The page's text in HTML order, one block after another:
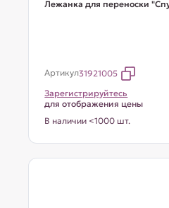
Лежанка для переноски
Артикул31921005
Зарегистрируйтесь
для отображения цены
В наличии <1000 шт.